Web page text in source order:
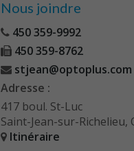
Nous joindre
450 359-9992
450 359-8762
stjean@optoplus.com
Adresse :
417 boul. St-Luc
Saint-Jean-sur-Richelieu,
Itinéraire